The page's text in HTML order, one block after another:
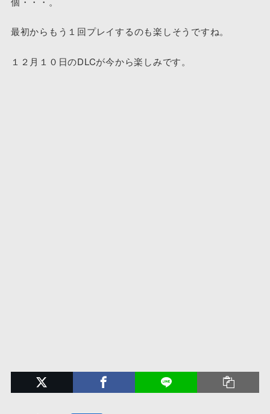
最初からもう１回プレイするのも楽しそうですね。
１２月１０日のDLCが今から楽しみです。